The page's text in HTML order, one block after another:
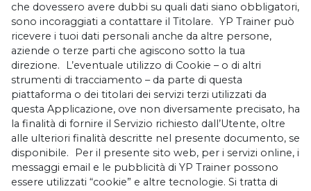
che dovessero avere dubbi su quali dati siano obbligatori,
sono incoraggiati a contattare il Titolare. YP Trainer può
ricevere i tuoi dati personali anche da altre persone,
aziende o terze parti che agiscono sotto la tua
direzione. L’eventuale utilizzo di Cookie – o di altri
strumenti di tracciamento – da parte di questa
piattaforma o dei titolari dei servizi terzi utilizzati da
questa Applicazione, ove non diversamente precisato, ha
la finalità di fornire il Servizio richiesto dall’Utente, oltre
alle ulteriori finalità descritte nel presente documento, se
disponibile. Per il presente sito web, per i servizi online, i
messaggi email e le pubblicità di YP Trainer possono
essere utilizzati “cookie” e altre tecnologie. Si tratta di